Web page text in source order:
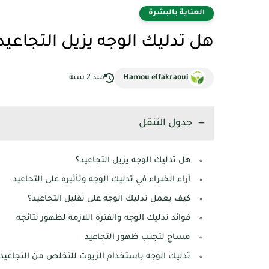
العناية بالبشرة
هل تدليك الوجه يزيل
Hamou elfakraoui منذ 2 سنة
جدول التنقل
هل تدليك الوجه يزيل التجاعيد؟
آراء الخبراء في تدليك الوجه وتأثيره على التجاعيد
كيف يعمل تدليك الوجه على تقليل التجاعيد؟
فوائد تدليك الوجه والفترة اللازمة لظهور نتائجه
مساج لتجنب ظهور التجاعيد
تدليك الوجه باستخدام الزيوت للتخلص من التجاعيد